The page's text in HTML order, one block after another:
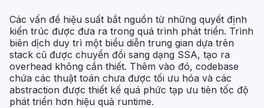
Các vấn đề hiệu suất bắt nguồn từ những quyết định
kiến trúc được đưa ra trong quá trình phát triển. Trình
biên dịch duy trì một biểu diễn trung gian dựa trên
stack cũ được chuyển đổi sang dạng SSA, tạo ra
overhead không cần thiết. Thêm vào đó, codebase
chứa các thuật toán chưa được tối ưu hóa và các
abstraction được thiết kế quá phức tạp ưu tiên tốc độ
phát triển hơn hiệu quả runtime.